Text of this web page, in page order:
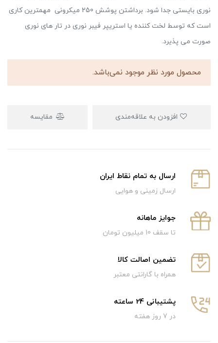
نوری بایستی جدا شود. برداشتن پوشش 250 میکرونی مهمترین کاری
است که توسط لخت کننده یا استریپر فیبر نوری در تار های نوری
صورت می پذیرد.
محصول مورد نظر موجود نمی‌باشد.
مقایسه
ارسال به تمام نقاط ایران
ارسال زمینی و هوایی
جوایز ماهانه
تا سقف 10 میلیون تومان
تضمین اصالت کالا
همراه با گارانتی معتبر
پشتیبانی 24 ساعته
در 7 روز هفته